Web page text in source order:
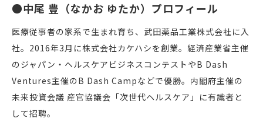
●中尾 豊（なかお ゆたか）プロフィール
医療従事者の家系で生まれ育ち、武田薬品工業株式会社に入
社。2016年3月に株式会社カケハシを創業。経済産業省主催
のジャパン・ヘルスケアビジネスコンテストやB Dash
Ventures主催のB Dash Campなどで優勝。内閣府主催の
未来投資会議 産官協議会「次世代ヘルスケア」に有識者と
して招聘。